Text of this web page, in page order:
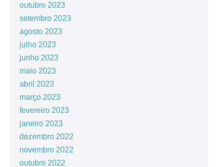
outubro 2023
setembro 2023
agosto 2023
julho 2023
junho 2023
maio 2023
abril 2023
março 2023
fevereiro 2023
janeiro 2023
dezembro 2022
novembro 2022
outubro 2022